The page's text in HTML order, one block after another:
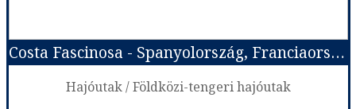
Időpont: 2027-01-01 | 7 éj Costa Fascinosa - Spanyolország, Franciaország, Olaszország
Hajóutak / Földközi-tengeri hajóutak